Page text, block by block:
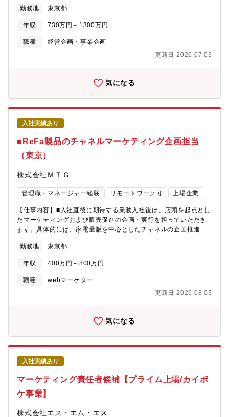
能です。【同ポジションの魅力】■3万社以上の地域企業へサービ
リティサービスを提供しています。今後はゼロトラスト時代に即
客さまを守り、地域社会の持続的な発展と価値創造に貢献してい
きます。高度な専門性が求められるセキュリティ領域において、
役割です。■取り組みが実社会に直接反映される自らの取り組み
ウドサービスを利用できる世界の実現に向け、私たちと共にチャ
生に貢献地域の産業を活性化させることで、地域内の経済循環を
起こしていく。地域産業をどう活性化させていくか、アジャイル
に戦略を考え、新しいやり方を生み出していきます。補助金をど
う活用して、どう実行していくかを行政からのトップダウンアプ
ローチだけではなく、地域住民、地域企業はどう思い、どう考え
ているかをボトムアップでの実行し、あらゆる地域のステークホ
ルダーを納得感を持って巻き込んでいきます。■社会的影響力大同
社では新たなビジネスの種を成長させるインキュベーション機能
として、全世界33万人、関連企業900社のNTTグループトータル
のアセットを活用した新規事業創出及び創出した事業の拡大にチ
え、離職率は2.6％、平均勤続年収14～17年と安定的な就業が可
で活躍できる環境が整っています。【同社の強み】★超安定的な
就業環境▼離職率グループ全体：2.6％▼女性役員数NTT東日本社
実施率オフィスワーカー:71％エッセンシャルワーカー:23％
ロジーで根本から再定義する変革期にあります。社内の業務効率
化と、顧客向けの高度なCRM（Treasure Data等）構築を両輪で
進めるにあたり、単なる分析担当ではなく、自ら事業の絵を描
き、手を動かしてプロジェクトを牽引できるBizDev・事業企画層
ション】同社が保有する数百万規模の大規模データ（構造化・非
スを根本から再定義することがミッションです。単なるリード集
客や既存CRMの運用にとどまらず、社内の業務生産性向上（コア
業務の型化・ノンコア業務の自動化）と、顧客向けの高度なパー
ソナライズを両輪で進め、事業変革を牽引し新たなビジネスイン
パクトを創出していただきます。【職務内容】データアナリスト
やCRMの知見を活かしながら、事業企画・プロジェクトマネージ
ャーとして以下の業務を推進していただきます。決まったオペレ
ーションを回すのではなく、「絵を描きながら、自ら手も動か
す」ことを期待します。①事業課題の特定と戦略立案蓄積された
を抽出し、労働集約型ビジネスの属人性を解消するための非連続
な成長戦略を企画・立案②業務支援基盤の活用推進ハイパフォー
マーの暗黙知をデータ化し、キャリアパートナーへの示唆出し
テム」の構築と現場への実装を推進③高度なパーソナライズ施策
（CRM/CDP基盤）の企画・実行・ユーザーの意図を予測し、最
適なタイミング・チャネルで情報を届ける新たなコミュニケーシ
ョンの設計・Treasure Dataを活用し、キャリアパートナーの対
度なCRM基盤の構築・運用④事業横断のプロジェクトマネジメン
クホルダーを巻き込み、構想からシステム実装、現場へのデリバ
リーまでを一気通貫で推進◆利用ツール・データについて
半の方に登録いただいているサービスのため、データ量も非常に
タベース設計にも関わることが可能です。【ポジションの魅力】
これまでアナログでブラックボックス化されがちだったキャリア
パートナーの「対話ログ」や「フリーテキスト」といった膨大な
非構造化データを、LLMなどの進化によって紐解けるようになり
ました。既存のオペレーションをただ回すのではなく、自らの手
勤務地 東京都
年収 730万円～1300万円
職種
経営企画・事業企画
更新日 2026.07.03
気になる
入社実績あり
■ReFa製品のチャネルマーケティング企画担当
（東京）
株式会社ＭＴＧ
管理職・マネージャー経験 リモートワーク可 上場企業
【仕事内容】■入社直後に期待する業務入社後は、店頭を起点とし
たマーケティングおよび販売促進の企画・実行を担っていただき
ます。具体的には、家電量販を中心としたチャネルの企画推進、
に関わる各種ツールのディレクションを通じて、顧客体験の最大
化に取り組んでいただきます。また、プロジェクトマネージャー
として、営業部門との合意形成や社内外の関係者を巻き込んだデ
ィレクションを主体的にリードしていただくことを期待していま
がら、マーケティングとビジネスの両面で活躍いただける環境で
ブランドの成長を牽引する業務に挑戦できるポジションです。
【キャリアパス】即戦力として経験を活かして活躍していただく
ことを期待しています。入社後、ReFaブランドやチャネル（市
場）を理解いただき、個別の案件を担当していただきます。3か月
以内には企画開発を主担当として担当としていただきます。ご経
験に応じ、1－2名のメンバーマネジメントも検討。3年後には5名
程度のメンバーをマネジメントしながらグループ運営の担当を期
待しています。【ポジションの魅力】・事業成長に伴う組織強化
フェーズでコアメンバーとして活躍いただけます。そしてこれか
ー市場と展開していく中で複数の市場を見据えた企画開発も見据
勤務地 東京都
年収 400万円～800万円
職種
webマーケター
更新日 2026.08.03
気になる
入社実績あり
マーケティング責任者候補【プライム上場/カイポ
ケ事業】
株式会社エス・エム・エス